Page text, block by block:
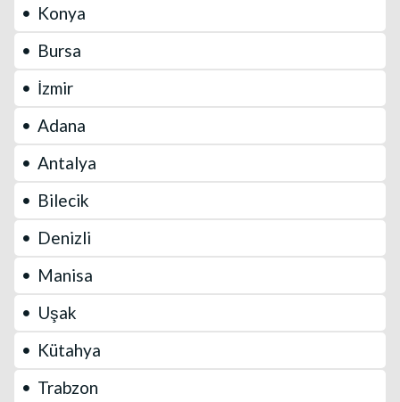
Konya
Bursa
İzmir
Adana
Antalya
Bilecik
Denizli
Manisa
Uşak
Kütahya
Trabzon